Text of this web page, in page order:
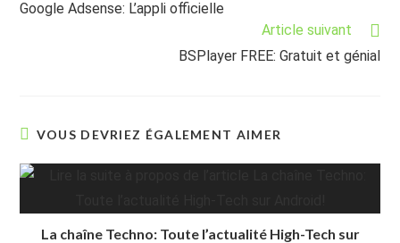
articles
Google Adsense: L’appli officielle
Article suivant
BSPlayer FREE: Gratuit et génial
VOUS DEVRIEZ ÉGALEMENT AIMER
La chaîne Techno: Toute l’actualité High-Tech sur